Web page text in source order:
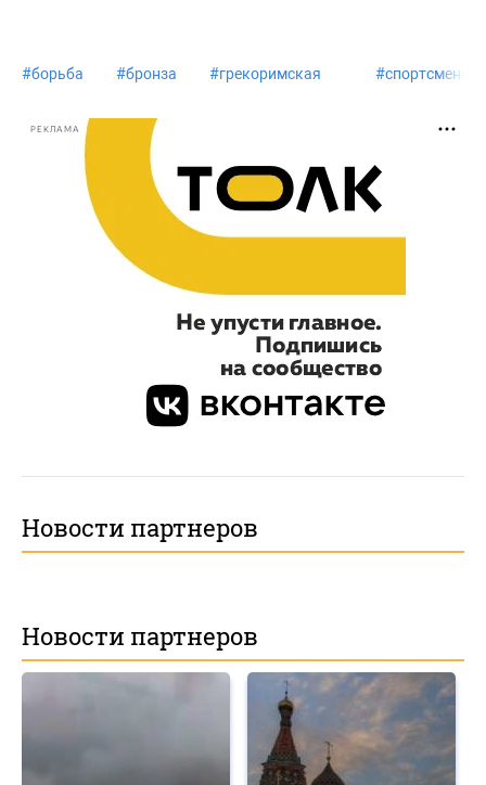
#борьба #бронза #грекоримская #спортсмены
РЕКЛАМА
Новости партнеров
Новости партнеров